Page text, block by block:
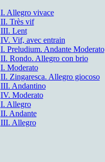
I. Allegro vivace
II. Très vif
III. Lent
IV. Vif, avec entrain
I. Preludium. Andante Moderato
II. Rondo. Allegro con brio
I. Moderato
II. Zingaresca. Allegro giocoso
III. Andantino
IV. Moderato
I. Allegro
II. Andante
III. Allegro